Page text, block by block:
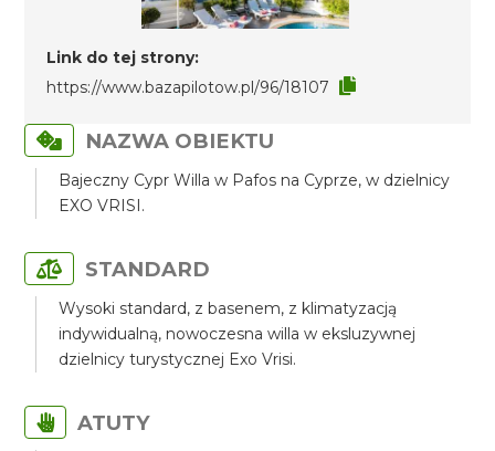
Link do tej strony:
https://www.bazapilotow.pl/96/18107
NAZWA OBIEKTU
Bajeczny Cypr Willa w Pafos na Cyprze, w dzielnicy
EXO VRISI.
STANDARD
Wysoki standard, z basenem, z klimatyzacją
indywidualną, nowoczesna willa w eksluzywnej
dzielnicy turystycznej Exo Vrisi.
ATUTY